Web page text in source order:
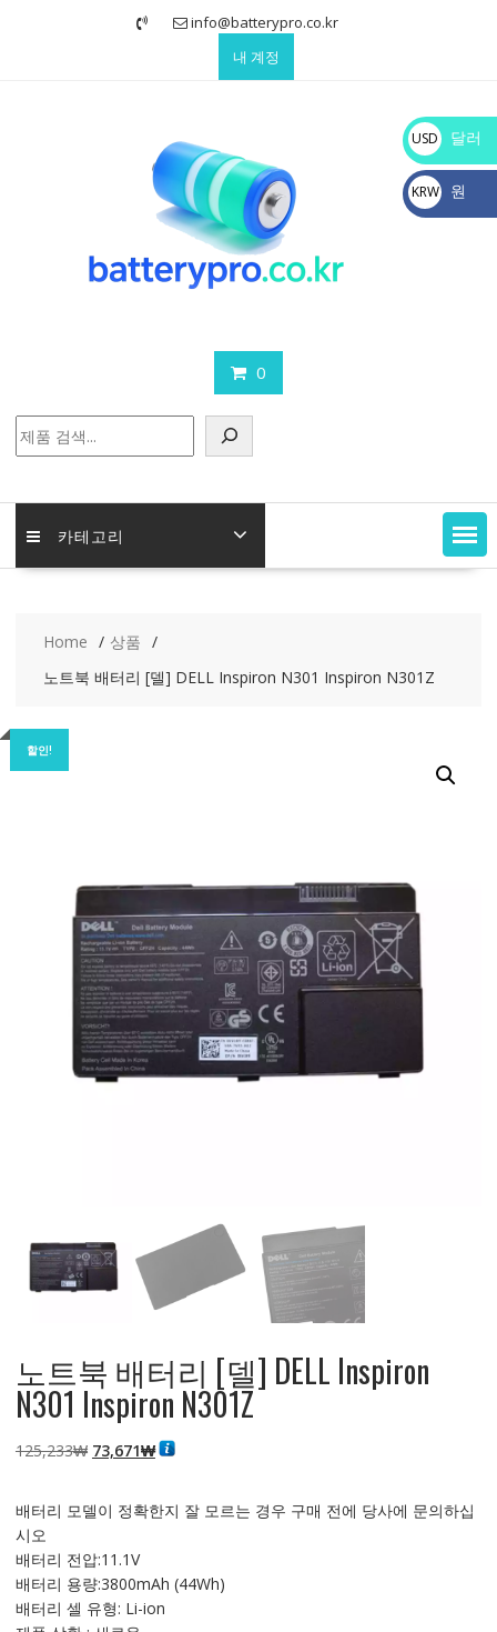
info@batterypro.co.kr
내 계정
0
색
카테고리
Home
상품
노트북 배터리 [델] DELL Inspiron N301 Inspiron N301Z
할인!
노트북 배터리 [델] DELL Inspiron
N301 Inspiron N301Z
125,233₩ 원
격:
73,671₩현
격:
배터리 모델이 정확한지 잘 모르는 경우 구매 전에 당사에 문의하십
시오
배터리 전압:11.1V
배터리 용량:3800mAh (44Wh)
배터리 셀 유형: Li-ion
USD
$
달러
KRW
₩
원